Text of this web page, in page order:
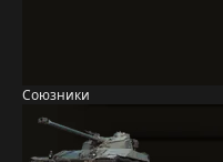
Союзники